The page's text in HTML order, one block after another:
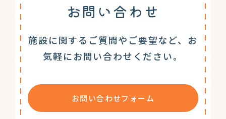
お問い合わせ
施設に関するご質問やご要望など、お
気軽にお問い合わせください。
お問い合わせフォーム